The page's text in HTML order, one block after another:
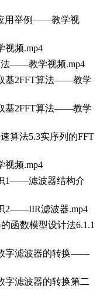
用举例——教学视
视频.mp4
法——教学视频.mp4
基2FFT算法——教学
基2FFT算法——教学
算法5.3实序列的FFT
视频.mp4
1——滤波器结构介
2——IIR滤波器.mp4
函数模型设计法6.1.1
数字滤波器的转换——
字滤波器的转换第二